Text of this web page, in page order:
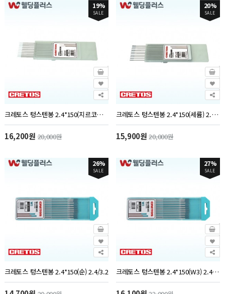
19%
SALE
크레토스 텅스텐봉 2.4*150(지르코늄) 2.4/3.2
16,200원20,000원
20%
SALE
크레토스 텅스텐봉 2.4*150(세륨) 2.4/3.2
15,900원20,000원
26%
SALE
크레토스 텅스텐봉 2.4*150(순) 2.4/3.2
27%
SALE
크레토스 텅스텐봉 2.4*150(W3) 2.4/3.2